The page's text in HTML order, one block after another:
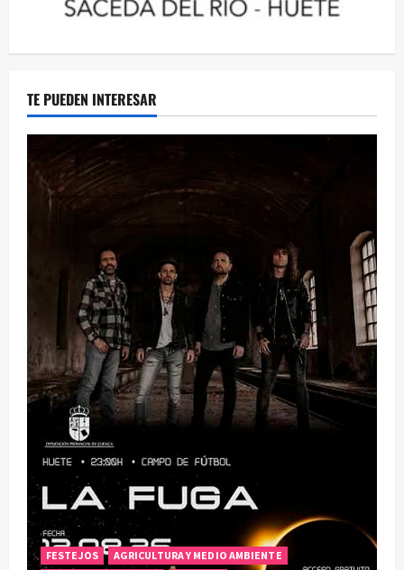
TE PUEDEN INTERESAR
FESTEJOS
AGRICULTURA Y MEDIO AMBIENTE